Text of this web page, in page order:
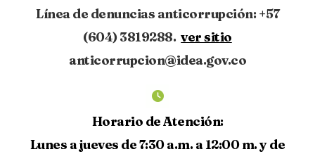
Línea de denuncias anticorrupción: +57
(604) 3819288.ver sitio
anticorrupcion@idea.gov.co
Horario de Atención:
Lunes a jueves de 7:30 a.m. a 12:00 m. y de